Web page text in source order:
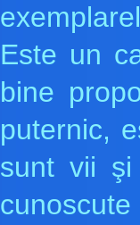
Este un
bine
puternic,
sunt vii şi